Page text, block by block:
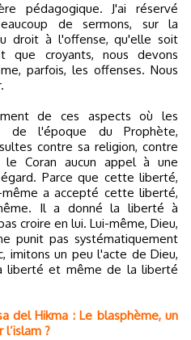
pédagogique. J'ai réservé
de sermons, sur la
droit à l'offense, qu'elle soit
que croyants, nous devons
parfois, les offenses. Nous
de ces aspects où les
de l'époque du Prophète,
contre sa religion, contre
Coran aucun appel à une
Parce que cette liberté,
a accepté cette liberté,
Il a donné la liberté à
croire en lui. Lui-même, Dieu,
punit pas systématiquement
imitons un peu l'acte de Dieu,
liberté et même de la liberté
del Hikma : Le blasphème, un
?